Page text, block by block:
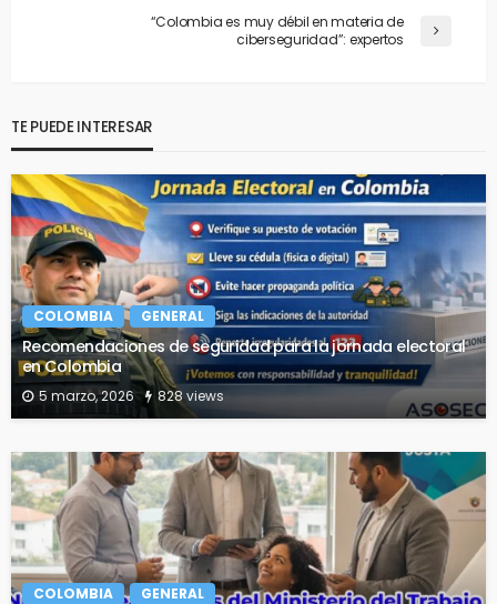
“Colombia es muy débil en materia de
ciberseguridad”: expertos
TE PUEDE INTERESAR
COLOMBIA GENERAL
Recomendaciones de seguridad para la jornada electoral
en Colombia
5 marzo, 2026 828 views
COLOMBIA GENERAL